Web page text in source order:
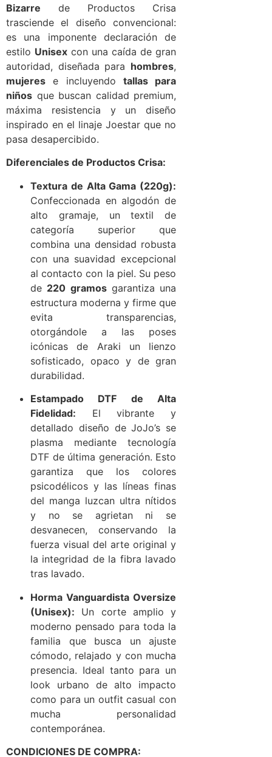
Bizarre de Productos Crisa
trasciende el diseño convencional:
es una imponente declaración de
estilo Unisex con una caída de gran
autoridad, diseñada para hombres,
mujeres e incluyendo tallas para
niños que buscan calidad premium,
máxima resistencia y un diseño
inspirado en el linaje Joestar que no
pasa desapercibido.
Diferenciales de Productos Crisa:
Textura de Alta Gama (220g):
Confeccionada en algodón de
alto gramaje, un textil de
categoría superior que
combina una densidad robusta
con una suavidad excepcional
al contacto con la piel. Su peso
de 220 gramosgarantiza una
estructura moderna y firme que
evita transparencias,
otorgándole a las poses
icónicas de Araki un lienzo
sofisticado, opaco y de gran
durabilidad.
Estampado DTF de Alta
Fidelidad: El vibrante y
detallado diseño de JoJo’s se
plasma mediante tecnología
DTF de última generación. Esto
garantiza que los colores
psicodélicos y las líneas finas
del manga luzcan ultra nítidos
y no se agrietan ni se
desvanecen, conservando la
fuerza visual del arte original y
la integridad de la fibra lavado
tras lavado.
Horma Vanguardista Oversize
(Unisex): Un corte amplio y
moderno pensado para toda la
familia que busca un ajuste
cómodo, relajado y con mucha
presencia. Ideal tanto para un
look urbano de alto impacto
como para un outfit casual con
mucha personalidad
contemporánea.
CONDICIONES DE COMPRA: